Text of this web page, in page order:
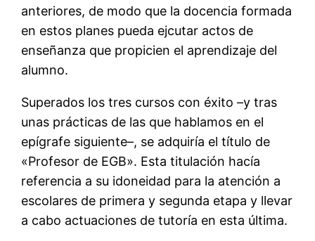
anteriores, de modo que la docencia formada
en estos planes pueda ejcutar actos de
enseñanza que propicien el aprendizaje del
alumno.
Superados los tres cursos con éxito –y tras
unas prácticas de las que hablamos en el
epígrafe siguiente–, se adquiría el título de
«Profesor de EGB». Esta titulación hacía
referencia a su idoneidad para la atención a
escolares de primera y segunda etapa y llevar
a cabo actuaciones de tutoría en esta última.